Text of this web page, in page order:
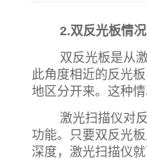
2.双反光板情况
双反光板是从激
此角度相近的反光
地区分开来。这种情
激光扫描仪对反
功能。只要双反光
深度，激光扫描仪